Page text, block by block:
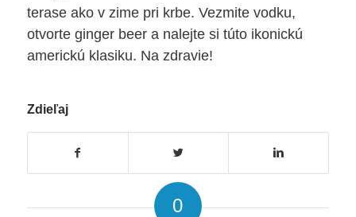
terase ako v zime pri krbe. Vezmite vodku,
otvorte ginger beer a nalejte si túto ikonickú
americkú klasiku. Na zdravie!
Zdieľaj
0